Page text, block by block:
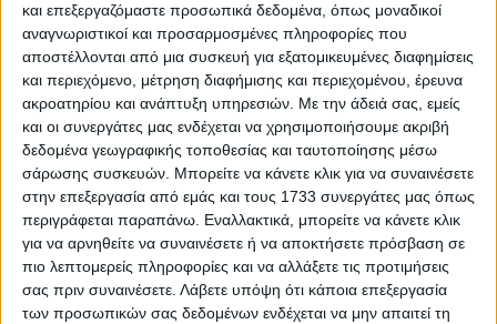
και επεξεργαζόμαστε προσωπικά δεδομένα, όπως μοναδικοί
αναγνωριστικοί και προσαρμοσμένες πληροφορίες που
αποστέλλονται από μια συσκευή για εξατομικευμένες διαφημίσεις
και περιεχόμενο, μέτρηση διαφήμισης και περιεχομένου, έρευνα
ακροατηρίου και ανάπτυξη υπηρεσιών. Με την άδειά σας, εμείς
και οι συνεργάτες μας ενδέχεται να χρησιμοποιήσουμε ακριβή
δεδομένα γεωγραφικής τοποθεσίας και ταυτοποίησης μέσω
σάρωσης συσκευών. Μπορείτε να κάνετε κλικ για να συναινέσετε
στην επεξεργασία από εμάς και τους 1733 συνεργάτες μας όπως
περιγράφεται παραπάνω. Εναλλακτικά, μπορείτε να κάνετε κλικ
για να αρνηθείτε να συναινέσετε ή να αποκτήσετε πρόσβαση σε
πιο λεπτομερείς πληροφορίες και να αλλάξετε τις προτιμήσεις
σας πριν συναινέσετε. Λάβετε υπόψη ότι κάποια επεξεργασία
των προσωπικών σας δεδομένων ενδέχεται να μην απαιτεί τη
Δε βρέθηκαν αγγελίες σύμφωνα με τα
κριτήρια αναζήτησής σας.
Δοκιμάστε να καθαρίσετε όλα τα υπάρχοντα φίλτρα
αναζήτησης.